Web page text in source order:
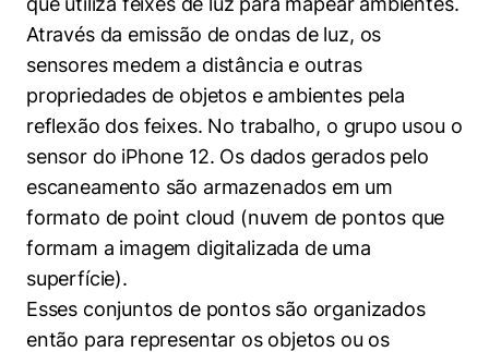
Através da emissão de ondas de luz, os
sensores medem a distância e outras
propriedades de objetos e ambientes pela
reflexão dos feixes. No trabalho, o grupo usou o
sensor do iPhone 12. Os dados gerados pelo
escaneamento são armazenados em um
formato de point cloud (nuvem de pontos que
formam a imagem digitalizada de uma
superfície).
Esses conjuntos de pontos são organizados
então para representar os objetos ou os